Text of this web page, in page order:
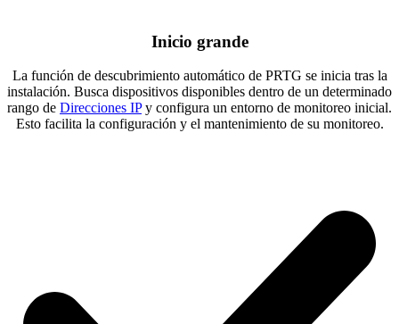
Inicio grande
La función de descubrimiento automático de PRTG se inicia tras la
instalación. Busca dispositivos disponibles dentro de un determinado
rango de Direcciones IPy configura un entorno de monitoreo inicial.
Esto facilita la configuración y el mantenimiento de su monitoreo.